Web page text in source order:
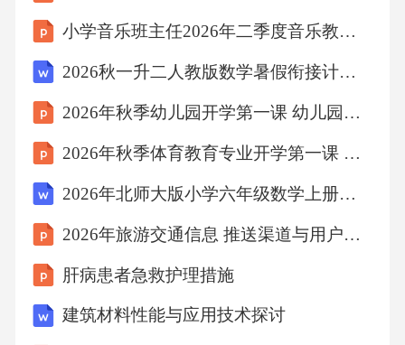
小学音乐班主任2026年二季度音乐教学班级美育总结
2026秋一升二人教版数学暑假衔接计算专项练习（含答案）
2026年秋季幼儿园开学第一课 幼儿园里真有趣
2026年秋季体育教育专业开学第一课 学术规范与科研入门教学设计
2026年北师大版小学六年级数学上册课时《分数的简便运算》教案
2026年旅游交通信息 推送渠道与用户偏好整合匹配
肝病患者急救护理措施
建筑材料性能与应用技术探讨